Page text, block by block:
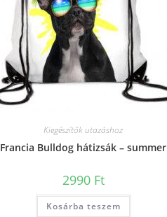
Kiegészítők utazáshoz
Francia Bulldog hátizsák – summer
2990 Ft
Kosárba teszem